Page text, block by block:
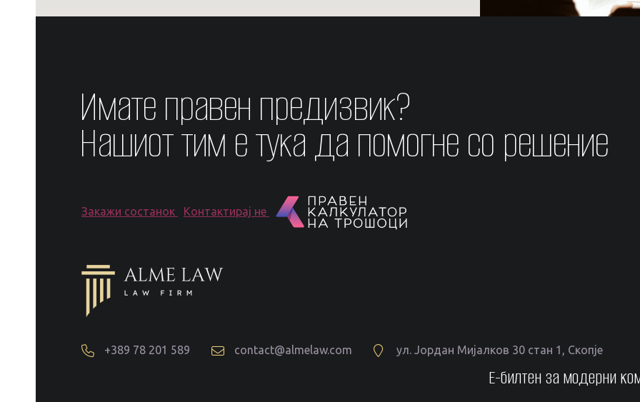
Имате правен предизвик?
Нашиот тим е тука да помогне со решение
Закажи состанок Контактирај не
+389 78 201 589 contact@almelaw.com ул. Јордан Мијалков 30 стан 1, Скопје
Е-билтен за модерни